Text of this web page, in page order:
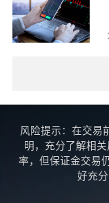
“9月23日晚，公
天坚守岗位，其他
基金公司人士称
“我们昨天组织
理层及广州办公
门确认应急安排
风险提示：在交易
明，充分了解相
率，但保证金交易
好充